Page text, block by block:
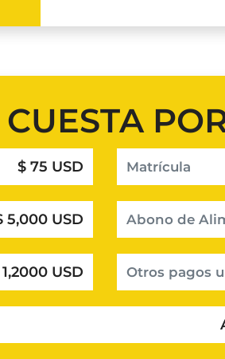
$ 75 USD Matrícula
5,000 USD Abono de
USD Otros pagos